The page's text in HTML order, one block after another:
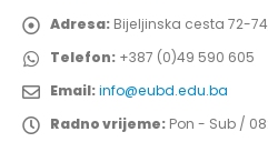
Adresa: Bijeljinska cesta 72-
Telefon: +387 (0)49 590 605
Email:info@eubd.edu.ba
Radno vrijeme: Pon - Sub /